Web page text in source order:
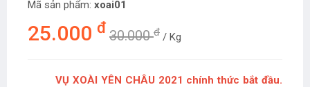
Mã sản phẩm: xoai01
25.000 đ30.000đ / Kg
VỤ XOÀI YÊN CHÂU 2021 chính thức bắt đầu.